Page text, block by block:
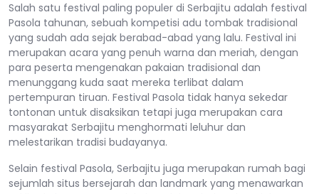
Salah satu festival paling populer di Serbajitu adalah festival
Pasola tahunan, sebuah kompetisi adu tombak tradisional
yang sudah ada sejak berabad-abad yang lalu. Festival ini
merupakan acara yang penuh warna dan meriah, dengan
para peserta mengenakan pakaian tradisional dan
menunggang kuda saat mereka terlibat dalam
pertempuran tiruan. Festival Pasola tidak hanya sekedar
tontonan untuk disaksikan tetapi juga merupakan cara
masyarakat Serbajitu menghormati leluhur dan
melestarikan tradisi budayanya.
Selain festival Pasola, Serbajitu juga merupakan rumah bagi
sejumlah situs bersejarah dan landmark yang menawarkan